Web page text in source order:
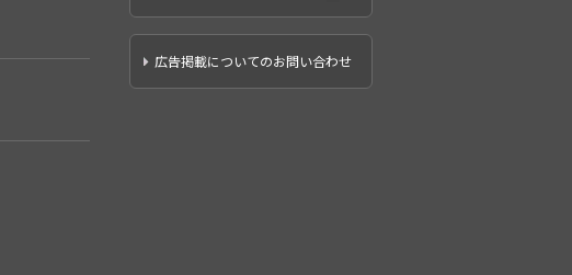
広告掲載についてのお問い合わせ